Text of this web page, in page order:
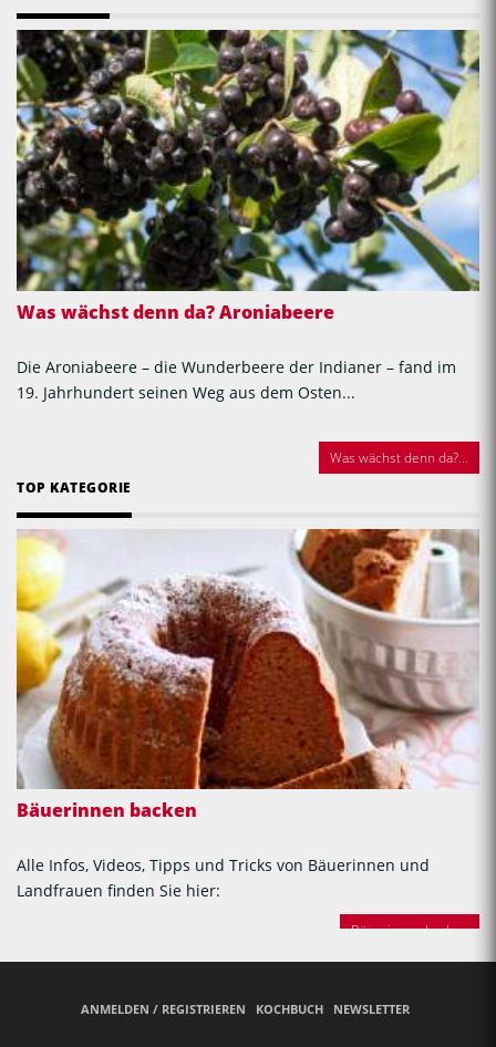
Was wächst denn da? Aroniabeere
Die Aroniabeere – die Wunderbeere der Indianer – fand im
19. Jahrhundert seinen Weg aus dem Osten...
Was wächst denn da?...
TOP KATEGORIE
Bäuerinnen backen
Alle Infos, Videos, Tipps und Tricks von Bäuerinnen und
Landfrauen finden Sie hier:
Bäuerinnen backen
ANMELDEN / REGISTRIEREN KOCHBUCH NEWSLETTER